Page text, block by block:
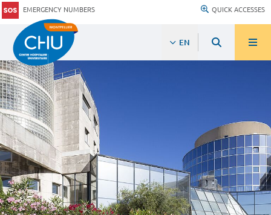
EMERGENCY NUMBERS QUICK ACCESSES
EN